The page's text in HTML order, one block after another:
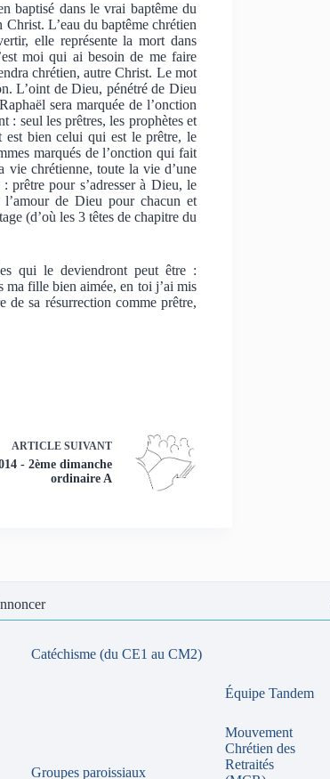
baptisé dans le vrai baptême du
L’eau du baptême chrétien
elle représente la mort dans
moi qui ai besoin de me faire
chrétien, autre Christ. Le mot
L’oint de Dieu, pénétré de Dieu
sera marquée de l’onction
: seul les prêtres, les prophètes et
est bien celui qui est le prêtre, le
marqués de l’onction qui fait
vie chrétienne, toute la vie d’une
prêtre pour s’adresser à Dieu, le
de Dieu pour chacun et
(d’où les 3 têtes de chapitre du
qui le deviendront peut être :
ma fille bien aimée, en toi j’ai mis
sa résurrection comme prêtre,
ARTICLE SUIVANT
- 2ème dimanche
ordinaire A
Catéchisme (du CE1 au CM2)
Groupes paroissiaux
Équipe Tandem
Mouvement
Chrétien des
Retraités